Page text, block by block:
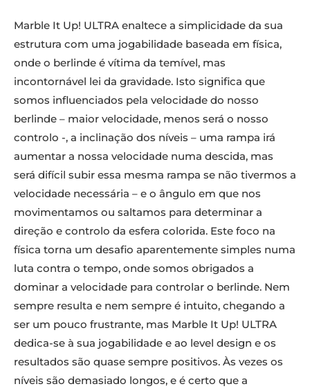
Marble It Up! ULTRA enaltece a simplicidade da sua
estrutura com uma jogabilidade baseada em física,
onde o berlinde é vítima da temível, mas
incontornável lei da gravidade. Isto significa que
somos influenciados pela velocidade do nosso
berlinde – maior velocidade, menos será o nosso
controlo -, a inclinação dos níveis – uma rampa irá
aumentar a nossa velocidade numa descida, mas
será difícil subir essa mesma rampa se não tivermos a
velocidade necessária – e o ângulo em que nos
movimentamos ou saltamos para determinar a
direção e controlo da esfera colorida. Este foco na
física torna um desafio aparentemente simples numa
luta contra o tempo, onde somos obrigados a
dominar a velocidade para controlar o berlinde. Nem
sempre resulta e nem sempre é intuito, chegando a
ser um pouco frustrante, mas Marble It Up! ULTRA
dedica-se à sua jogabilidade e ao level design e os
resultados são quase sempre positivos. Às vezes os
níveis são demasiado longos, e é certo que a